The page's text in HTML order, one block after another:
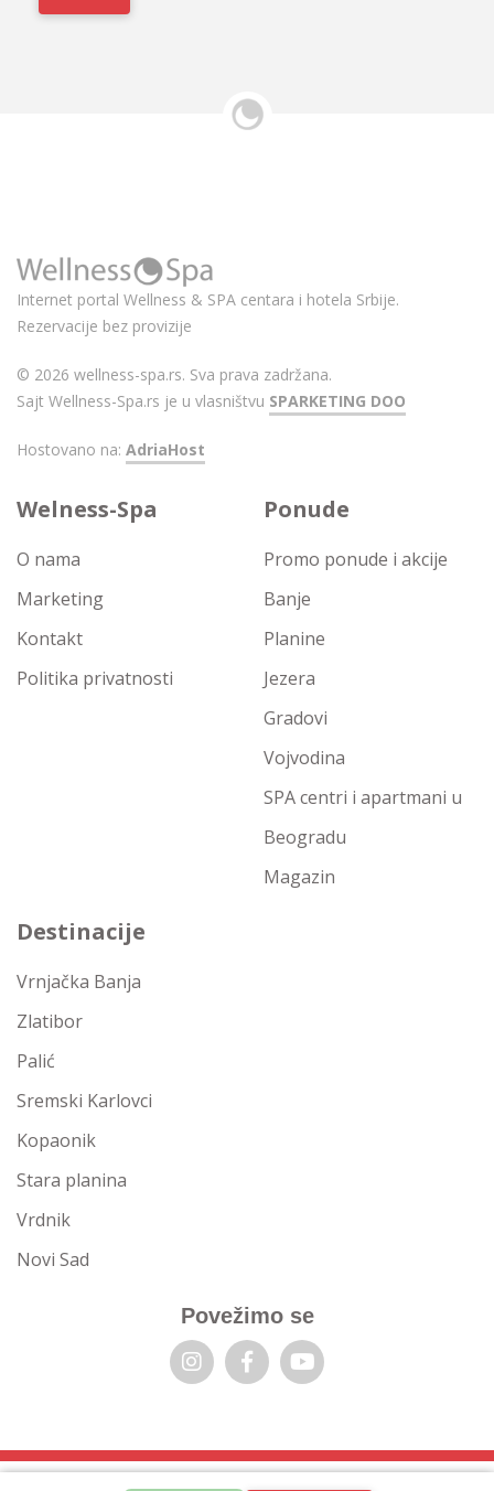
Internet portal Wellness & SPA centara i hotela Srbije.
Rezervacije bez provizije
© 2026 wellness-spa.rs. Sva prava zadržana.
Sajt Wellness-Spa.rs je u vlasništvu SPARKETING DOO
Hostovano na: AdriaHost
Welness-Spa
O nama
Marketing
Kontakt
Politika privatnosti
Ponude
Promo ponude i akcije
Banje
Planine
Jezera
Gradovi
Vojvodina
SPA centri i apartmani u
Beogradu
Magazin
Destinacije
Vrnjačka Banja
Zlatibor
Palić
Sremski Karlovci
Kopaonik
Stara planina
Vrdnik
Novi Sad
Povežimo se